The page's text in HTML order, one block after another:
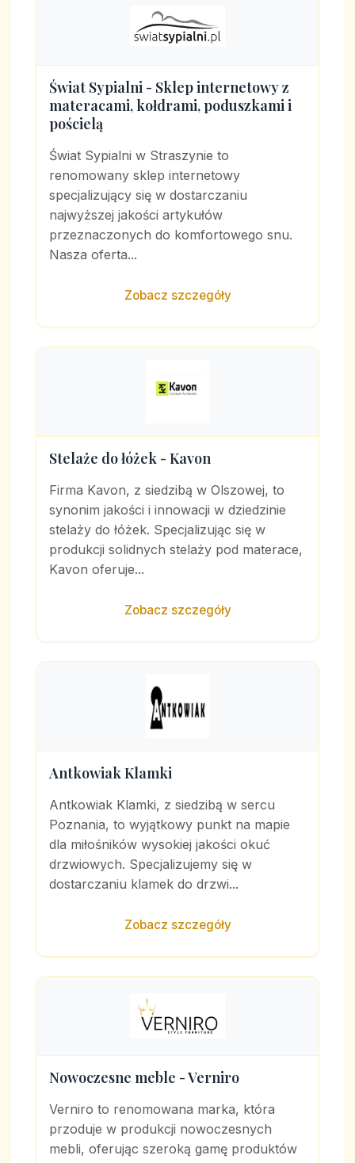
Świat Sypialni - Sklep internetowy z
materacami, kołdrami, poduszkami i
pościelą
Świat Sypialni w Straszynie to
renomowany sklep internetowy
specjalizujący się w dostarczaniu
najwyższej jakości artykułów
przeznaczonych do komfortowego snu.
Nasza oferta...
Zobacz szczegóły
Stelaże do łóżek - Kavon
Firma Kavon, z siedzibą w Olszowej, to
synonim jakości i innowacji w dziedzinie
stelaży do łóżek. Specjalizując się w
produkcji solidnych stelaży pod materace,
Kavon oferuje...
Zobacz szczegóły
Antkowiak Klamki
Antkowiak Klamki, z siedzibą w sercu
Poznania, to wyjątkowy punkt na mapie
dla miłośników wysokiej jakości okuć
drzwiowych. Specjalizujemy się w
dostarczaniu klamek do drzwi...
Zobacz szczegóły
Nowoczesne meble - Verniro
Verniro to renomowana marka, która
przoduje w produkcji nowoczesnych
mebli, oferując szeroką gamę produktów